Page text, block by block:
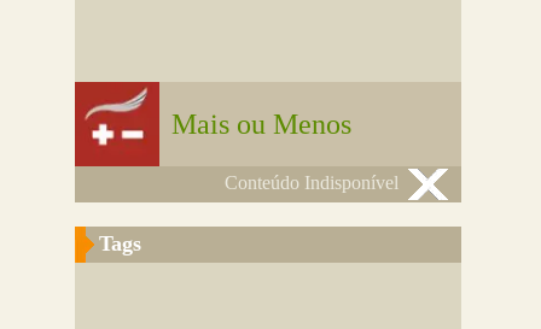
Mais ou Menos
Conteúdo Indisponível
Tags